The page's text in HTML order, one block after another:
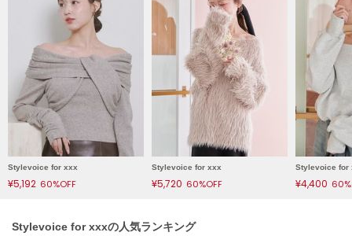
null.
ヌル
Onitsuka Tiger
オニツカ タイガー
ORGUE
Stylevoice for xxx
¥5,192 60%OFF
Stylevoice for xxx
¥5,720 60%OFF
Stylevoice for
¥4,400
Stylevoice for xxxの人気ランキング